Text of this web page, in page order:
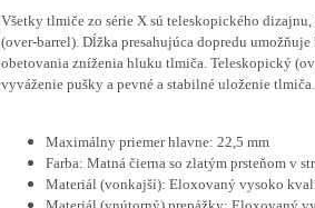
Všetky tlmiče zo série X sú teleskopického
(over-barrel). Dĺžka presahujúca dopredu
obetovania zníženia hluku tlmiča. Teleskopický
vyváženie pušky a pevné a stabilné uloženie tlmiča.
Maximálny priemer hlavne: 22,5 mm
Farba: Matná čierna so zlatým prsteňom v
Materiál (vonkajší): Eloxovaný vysoko